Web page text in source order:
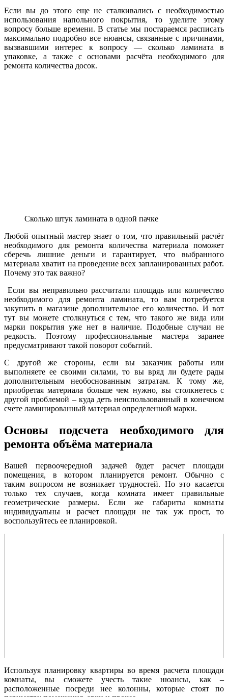
Если вы до этого еще не сталкивались с необходимостью
использования напольного покрытия, то уделите этому
вопросу больше времени. В статье мы постараемся расписать
максимально подробно все нюансы, связанные с причинами,
вызвавшими интерес к вопросу — сколько ламината в
упаковке, а также с основами расчёта необходимого для
ремонта количества досок.
Сколько штук ламината в одной пачке
Любой опытный мастер знает о том, что правильный расчёт
необходимого для ремонта количества материала поможет
сберечь лишние деньги и гарантирует, что выбранного
материала хватит на проведение всех запланированных работ.
Почему это так важно?
Если вы неправильно рассчитали площадь или количество
необходимого для ремонта ламината, то вам потребуется
закупить в магазине дополнительное его количество. И вот
тут вы можете столкнуться с тем, что такого же вида или
марки покрытия уже нет в наличие. Подобные случаи не
редкость. Поэтому профессиональные мастера заранее
предусматривают такой поворот событий.
С другой же стороны, если вы заказчик работы или
выполняете ее своими силами, то вы вряд ли будете рады
дополнительным необоснованным затратам. К тому же,
приобретая материала больше чем нужно, вы столкнетесь с
другой проблемой – куда деть неиспользованный в конечном
счете ламинированный материал определенной марки.
Основы подсчета необходимого для
ремонта объёма материала
Вашей первоочередной задачей будет расчет площади
помещения, в котором планируется ремонт. Обычно с
таким вопросом не возникает трудностей. Но это касается
только тех случаев, когда комната имеет правильные
геометрические размеры. Если же габариты комнаты
индивидуальны и расчет площади не так уж прост, то
воспользуйтесь ее планировкой.
Используя планировку квартиры во время расчета площади
комнаты, вы сможете учесть такие нюансы, как –
расположенные посреди нее колонны, которые стоят по